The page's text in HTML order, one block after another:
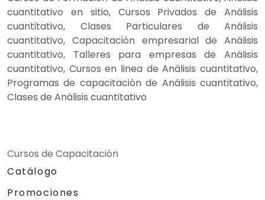
cuantitativo en sitio, Cursos Privados de Análisis
cuantitativo, Clases Particulares de Análisis
cuantitativo, Capacitación empresarial de Análisis
cuantitativo, Talleres para empresas de Análisis
cuantitativo, Cursos en linea de Análisis cuantitativo,
Programas de capacitación de Análisis cuantitativo,
Clases de Análisis cuantitativo
Cursos de Capacitación
Catálogo
Promociones